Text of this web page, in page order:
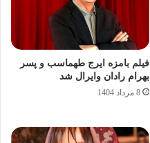
فیلم بامزه ایرج طهماسب و پسر
بهرام رادان وایرال شد
8 مرداد 1404